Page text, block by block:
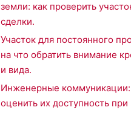
земли: как проверить
сделки.
Участок для постоянного
на что обратить внимание
и вида.
Инженерные коммуникации:
оценить их доступность